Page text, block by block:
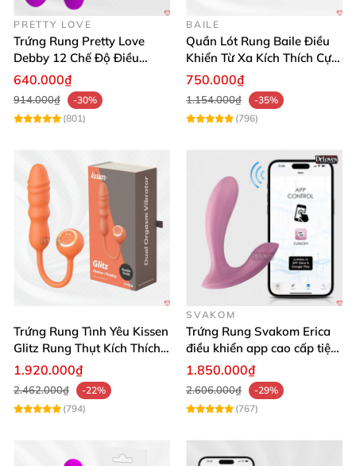
PRETTY LOVE
Trứng Rung Pretty Love
Debby 12 Chế Độ Điều
Khiển Từ Xa Siêu Mượt
640.000₫
914.000₫
-30%
(801)
BAILE
Quần Lót Rung Baile Điều
Khiển Từ Xa Kích Thích Cực
Mạnh
750.000₫
1.154.000₫
-35%
(796)
Trứng Rung Tình Yêu Kissen
Glitz Rung Thụt Kích Thích
Mua Ngay
1.920.000₫
2.462.000₫
-22%
(794)
SVAKOM
Trứng Rung Svakom Erica
điều khiển app cao cấp tiện
lợi
1.850.000₫
2.606.000₫
-29%
(767)